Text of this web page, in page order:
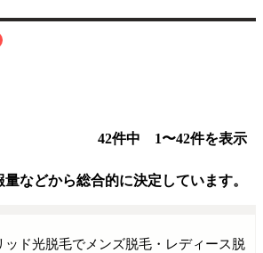
42件中 1〜42件を表示
などから総合的に決定しています。
ド光脱毛でメンズ脱毛・レディース脱